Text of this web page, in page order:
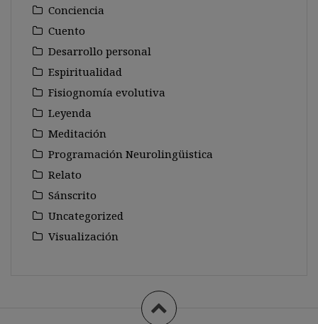
Conciencia
Cuento
Desarrollo personal
Espiritualidad
Fisiognomía evolutiva
Leyenda
Meditación
Programación Neurolingüistica
Relato
Sánscrito
Uncategorized
Visualización